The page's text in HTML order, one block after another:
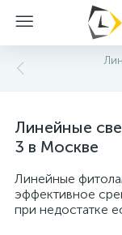
Линейные
3 в Москве
Линейные
эффективное
при недостатке